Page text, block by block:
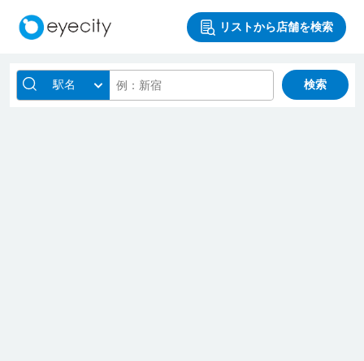
リストから店舗を検索
駅名 検索